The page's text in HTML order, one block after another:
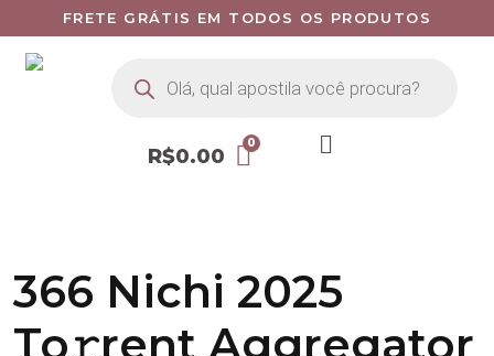
FRETE GRÁTIS EM TODOS OS PRODUTOS
R$0.00
366 Nichi 2025
To𝚛rent Aggregator